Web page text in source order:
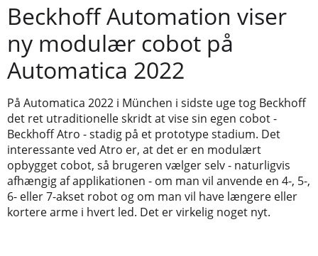
Beckhoff Automation viser
ny modulær cobot på
Automatica 2022
På Automatica 2022 i München i sidste uge tog Beckhoff
det ret utraditionelle skridt at vise sin egen cobot -
Beckhoff Atro - stadig på et prototype stadium. Det
interessante ved Atro er, at det er en modulært
opbygget cobot, så brugeren vælger selv - naturligvis
afhængig af applikationen - om man vil anvende en 4-, 5-,
6- eller 7-akset robot og om man vil have længere eller
kortere arme i hvert led. Det er virkelig noget nyt.